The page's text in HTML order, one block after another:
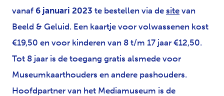
vanaf 6 januari 2023 te bestellen via de site van
Beeld & Geluid. Een kaartje voor volwassenen kost
€19,50 en voor kinderen van 8 t/m 17 jaar €12,50.
Tot 8 jaar is de toegang gratis alsmede voor
Museumkaarthouders en andere pashouders.
Hoofdpartner van het Mediamuseum is de